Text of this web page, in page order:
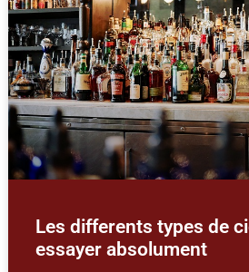
Les differents types de
essayer absolument